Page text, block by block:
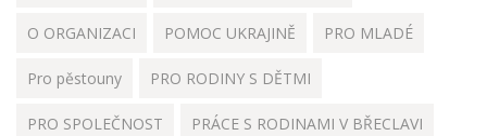
O ORGANIZACI POMOC UKRAJINĚ PRO MLADÉ
Pro pěstouny PRO RODINY S DĚTMI
PRO SPOLEČNOST PRÁCE S RODINAMI V BŘECLAVI